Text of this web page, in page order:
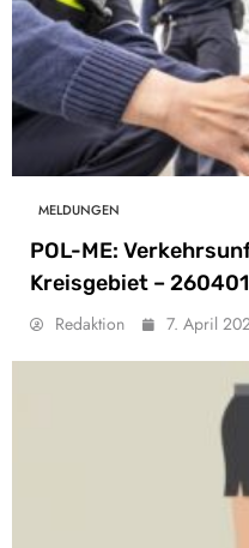
MELDUNGEN
POL-ME:
Kreisgebiet –
Redaktion 7. April